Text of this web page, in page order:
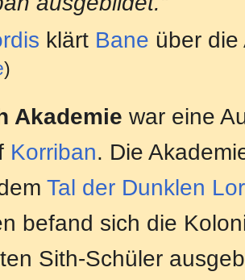
klärt Bane über die
)
Akademie war eine
Korriban. Die
Tal der Dunklen
befand sich die
Sith-Schüler